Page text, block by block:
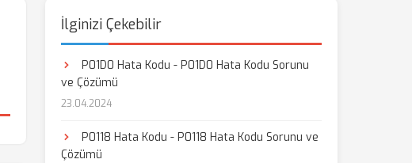
İlginizi Çekebilir
P01D0 Hata Kodu - P01D0 Hata Kodu Sorunu
ve Çözümü
23.04.2024
P0118 Hata Kodu - P0118 Hata Kodu Sorunu ve
Çözümü